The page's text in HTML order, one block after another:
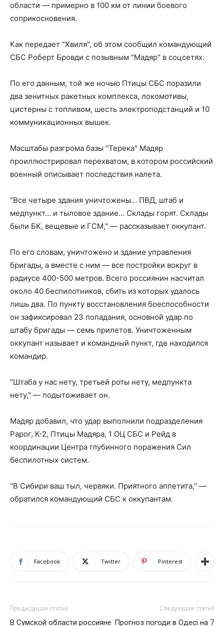
области — примерно в 100 км от линии боевого
соприкосновения.
Как передает "Хвиля", об этом сообщил командующий
СБС Роберт Бровди с позывным "Мадяр" в соцсетях.
По его данным, той же ночью Птицы СБС поразили
два зенитных ракетных комплекса, локомотивы,
цистерны с топливом, шесть электроподстанций и 10
коммуникационных вышек.
Масштабы разгрома базы "Терека" Мадяр
проиллюстрировал перехватом, в котором российский
военный описывает последствия налета.
"Все четыре здания уничтожены… ПВД, штаб и
медпункт… и тыловое здание… Склады горят. Склады
были БК, вещевые и ГСМ," — рассказывает оккупант.
По его словам, уничтожено и здание управления
бригады, а вместе с ним — все постройки вокруг в
радиусе 400-500 метров. Всего россиянин насчитал
около 40 беспилотников, сбить из которых удалось
лишь два. По пункту восстановления боеспособности
он зафиксировал 23 попадания, основной удар по
штабу бригады — семь прилетов. Уничтоженным
оккупант называет и командный пункт, где находился
командир.
"Штаба у нас нету, третьей роты нету, медпункта
нету," — подытоживает он.
Мадяр добавил, что удар выполнили подразделения
Рарог, К-2, Птицы Мадяра, 1 ОЦ СБС и Рейд в
координации Центра глубинного поражения Сил
беспилотных систем.
"В Сибири ваш тыл, червяки. Приятного аппетита," —
обратился командующий СБС к оккупантам.
Facebook Twitter Pinterest
Предыдущая статья
В Сумской области россияне
Следующая статья
Прогноз погоди в Одесі на 7